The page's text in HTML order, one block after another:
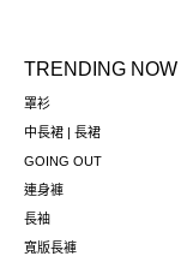
TRENDING NOW
罩衫
中長裙 | 長裙
GOING OUT
連身褲
長袖
寬版長褲